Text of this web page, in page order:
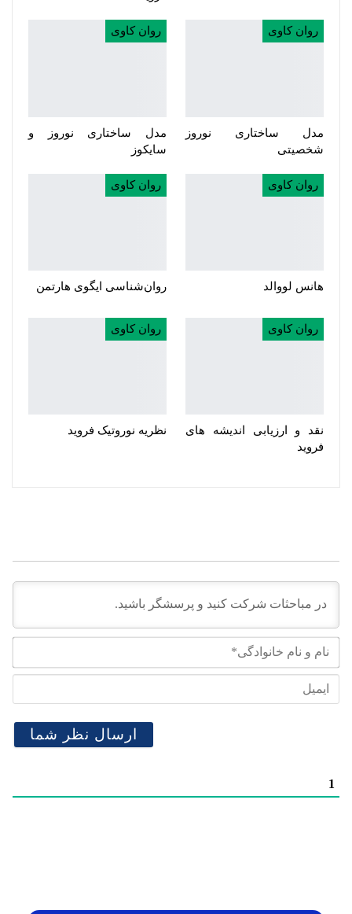
روان کاوی
مدل ساختاری نوروز
شخصیتی
روان کاوی
مدل ساختاری نوروز و
سایکوز
روان کاوی
هانس لووالد
روان کاوی
روان‌شناسی ایگوی هارتمن
روان کاوی
نقد و ارزیابی اندیشه های
فروید
روان کاوی
نظریه نوروتیک فروید
نام
1